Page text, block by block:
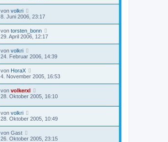
von volkri
8. Juni 2006, 23:17
von torsten_bonn
29. April 2006, 12:17
von volkri
24. Februar 2006, 14:39
von HoraX
4. November 2005, 16:53
von volkerxl
28. Oktober 2005, 16:10
von volkri
28. Oktober 2005, 10:49
von Gast
26. Oktober 2005, 23:15